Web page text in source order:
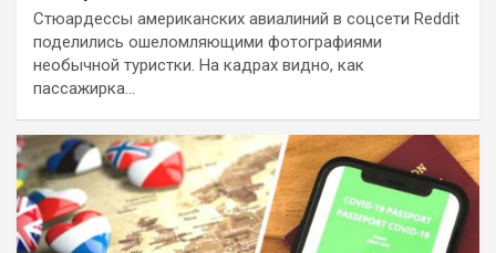
Стюардессы американских авиалиний в соцсети Reddit
поделились ошеломляющими фотографиями
необычной туристки. На кадрах видно, как
пассажирка…